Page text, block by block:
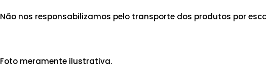
Não nos responsabilizamos pelo transporte dos produtos por
Foto meramente ilustrativa.